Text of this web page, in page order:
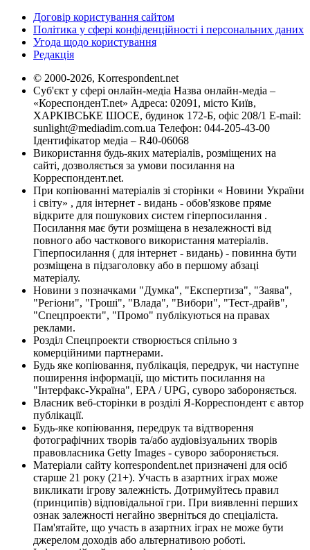
Договір користування сайтом
Політика у сфері конфіденційності і персональних даних
Угода щодо користування
Редакція
© 2000-2026, Korrespondent.net
Суб'єкт у сфері онлайн-медіа Назва онлайн-медіа –
«КореспонденТ.net» Адреса: 02091, місто Київ,
ХАРКІВСЬКЕ ШОСЕ, будинок 172-Б, офіс 208/1 E-mail:
sunlight@mediadim.com.ua Телефон: 044-205-43-00
Ідентифікатор медіа – R40-06068
Використання будь-яких матеріалів, розміщених на
сайті, дозволяється за умови посилання на
Корреспондент.net.
При копіюванні матеріалів зі сторінки « Новини України
і світу» , для інтернет - видань - обов'язкове пряме
відкрите для пошукових систем гіперпосилання .
Посилання має бути розміщена в незалежності від
повного або часткового використання матеріалів.
Гіперпосилання ( для інтернет - видань) - повинна бути
розміщена в підзаголовку або в першому абзаці
матеріалу.
Новини з позначками "Думка", "Експертиза", "Заява",
"Регіони", "Гроші", "Влада", "Вибори", "Тест-драйв",
"Спецпроекти", "Промо" публікуються на правах
реклами.
Розділ Спецпроекти створюється спільно з
комерційними партнерами.
Будь яке копіювання, публікація, передрук, чи наступне
поширення інформації, що містить посилання на
"Інтерфакс-Україна", EPA / UPG, суворо забороняється.
Власник веб-сторінки в розділі Я-Корреспондент є автор
публікації.
Будь-яке копіювання, передрук та відтворення
фотографічних творів та/або аудіовізуальних творів
правовласника Getty Images - суворо забороняється.
Матеріали сайту korrespondent.net призначені для осіб
старше 21 року (21+). Участь в азартних іграх може
викликати ігрову залежність. Дотримуйтесь правил
(принципів) відповідальної гри. При виявленні перших
ознак залежності негайно зверніться до спеціаліста.
Пам'ятайте, що участь в азартних іграх не може бути
джерелом доходів або альтернативою роботі.